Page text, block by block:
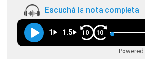
Escuchá la nota completa
1 1.5 10 10